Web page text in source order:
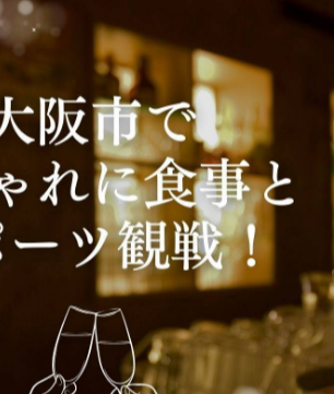
すべきだった。
った。
う。